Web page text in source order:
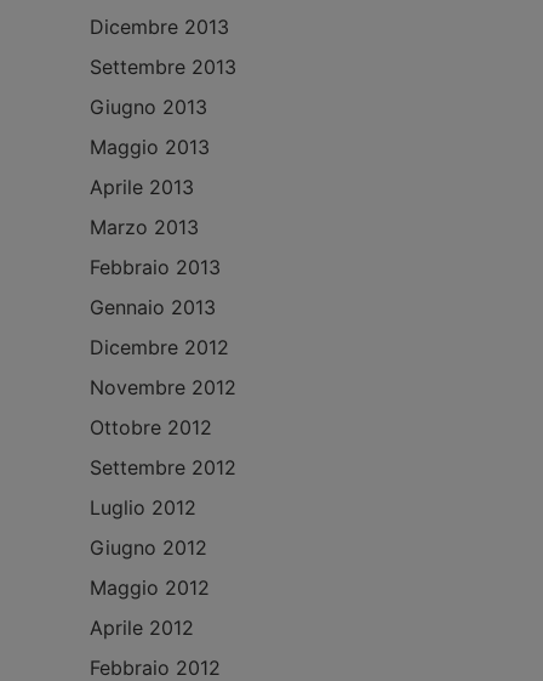
Dicembre 2013
Settembre 2013
Giugno 2013
Maggio 2013
Aprile 2013
Marzo 2013
Febbraio 2013
Gennaio 2013
Dicembre 2012
Novembre 2012
Ottobre 2012
Settembre 2012
Luglio 2012
Giugno 2012
Maggio 2012
Aprile 2012
Febbraio 2012